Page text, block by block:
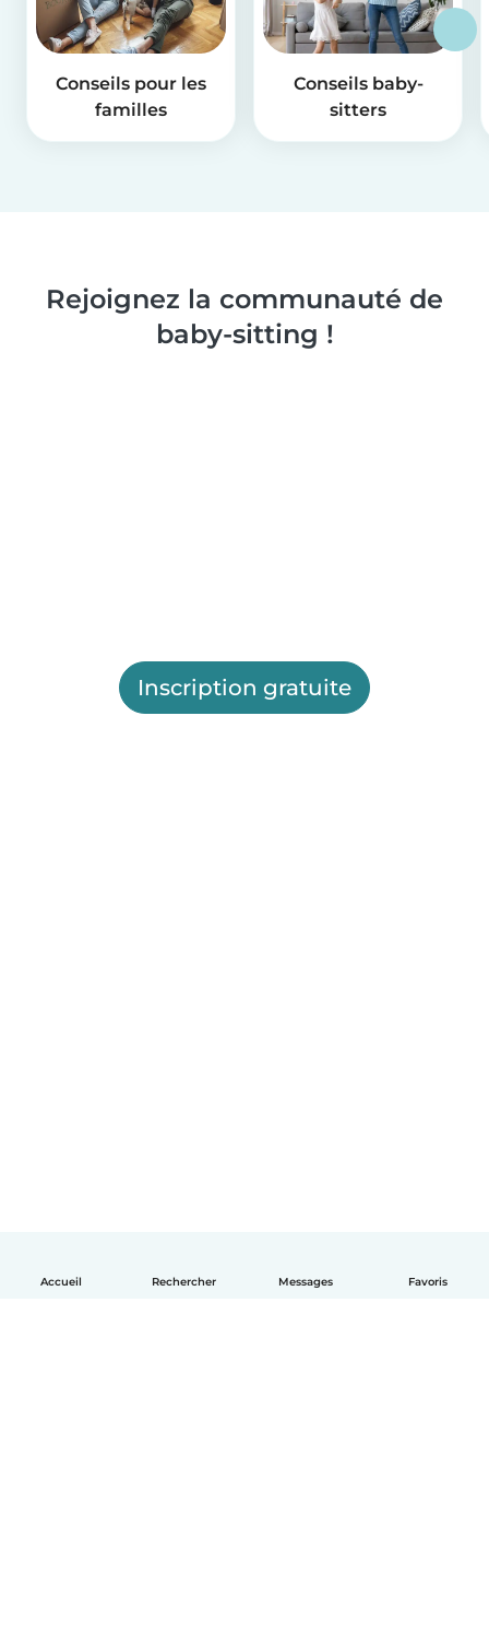
Accueil Rechercher Messages Favoris
Conseils pour les
familles
Conseils baby-
sitters
Rejoignez la communauté de
baby-sitting !
Inscription gratuite